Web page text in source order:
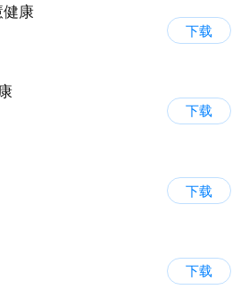
健康
下载
下载
下载
下载